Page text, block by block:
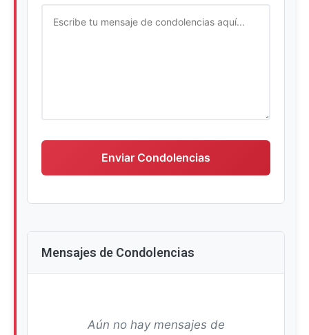
Enviar Condolencias
Mensajes de Condolencias
Aún no hay mensajes de